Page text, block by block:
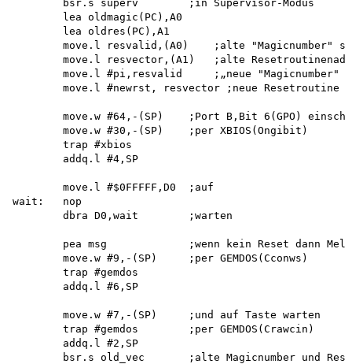
        bsr.s superv        ;in Supervisor-Modus
        lea oldmagic(PC),A0
        lea oldres(PC),A1
move.l resvalid,(A0)    ;alte "Magicnumber"
move.l resvector,(A1)   ;alte
move.l #pi,resvalid     ;„neue "Magicnumber"
move.l #newrst, resvector ;neue Resetroutine
move.w #64,-(SP)    ;Port B,Bit 6(GPO)
        move.w #30,-(SP)    ;per XBIOS(Ongibit)
        trap #xbios
        addq.l #4,SP
        move.l #$0FFFFF,D0  ;auf
wait:   nop
        dbra D0,wait        ;warten
pea msg             ;wenn kein Reset dann
        move.w #9,-(SP)     ;per GEMDOS(Cconws)
        trap #gemdos
        addq.l #6,SP
        move.w #7,-(SP)     ;und auf Taste warten
        trap #gemdos        ;per GEMDOS(Crawcin)
        addq.l #2,SP
bsr.s old_vec       ;alte Magicnumber und